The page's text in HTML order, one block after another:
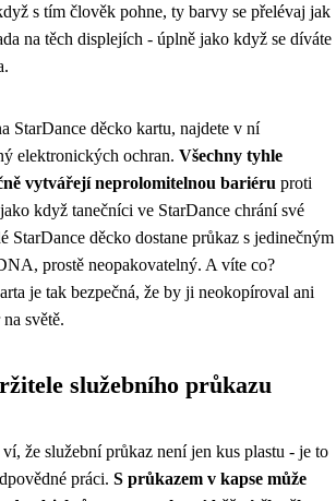
s tím člověk pohne, ty barvy se přelévaj jak
na těch displejích - úplně jako když se díváte
StarDance děcko kartu, najdete v ní
elektronických ochran. Všechny tyhle
vytvářejí neprolomitelnou bariéru proti
když tanečníci ve StarDance chrání své
StarDance děcko dostane průkaz s jedinečným
prostě neopakovatelný. A víte co?
je tak bezpečná, že by ji neokopíroval ani
světě.
služebního průkazu
že služební průkaz není jen kus plastu - je to
práci. S průkazem v kapse může